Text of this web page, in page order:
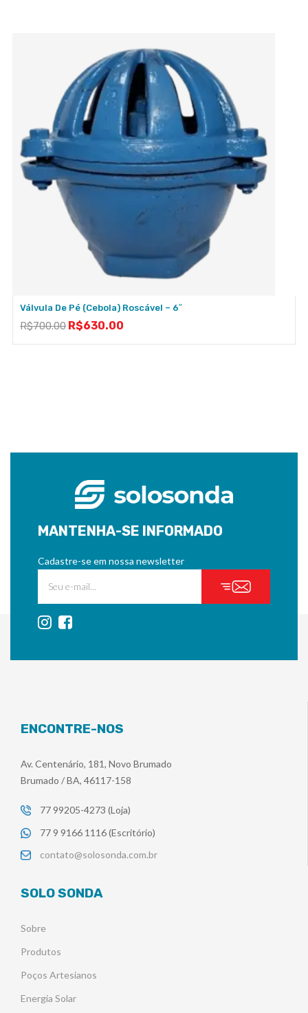
Válvula De Pé (cebola) Roscável – 6″
R$700.00 R$630.00
MANTENHA-SE INFORMADO
Cadastre-se em nossa newsletter
ENCONTRE-NOS
Av. Centenário, 181, Novo Brumado
Brumado / BA, 46117-158
77 99205-4273 (Loja)
77 9 9166 1116 (Escritório)
contato@solosonda.com.br
SOLO SONDA
Sobre
Produtos
Poços Artesianos
Energia Solar